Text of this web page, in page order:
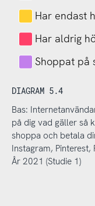
Har endast
Har aldrig
Shoppat på
DIAGRAM 5.4
Bas:
på dig vad gäller så
shoppa och betala
Instagram,
År 2021 (Studie 1)